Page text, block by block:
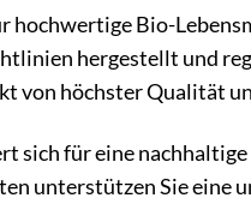
hochwertige Bio-
hergestellt und
von höchster Qualität
sich für eine
unterstützen Sie eine